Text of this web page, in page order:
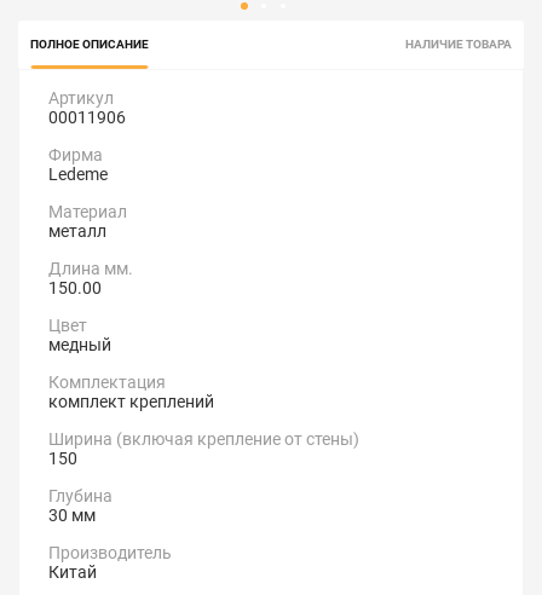
ПОЛНОЕ ОПИСАНИЕ НАЛИЧИЕ ТОВАРА
Артикул
00011906
Фирма
Ledeme
Материал
металл
Длина мм.
150.00
Цвет
медный
Комплектация
комплект креплений
Ширина (включая крепление от стены)
150
Глубина
30 мм
Производитель
Китай